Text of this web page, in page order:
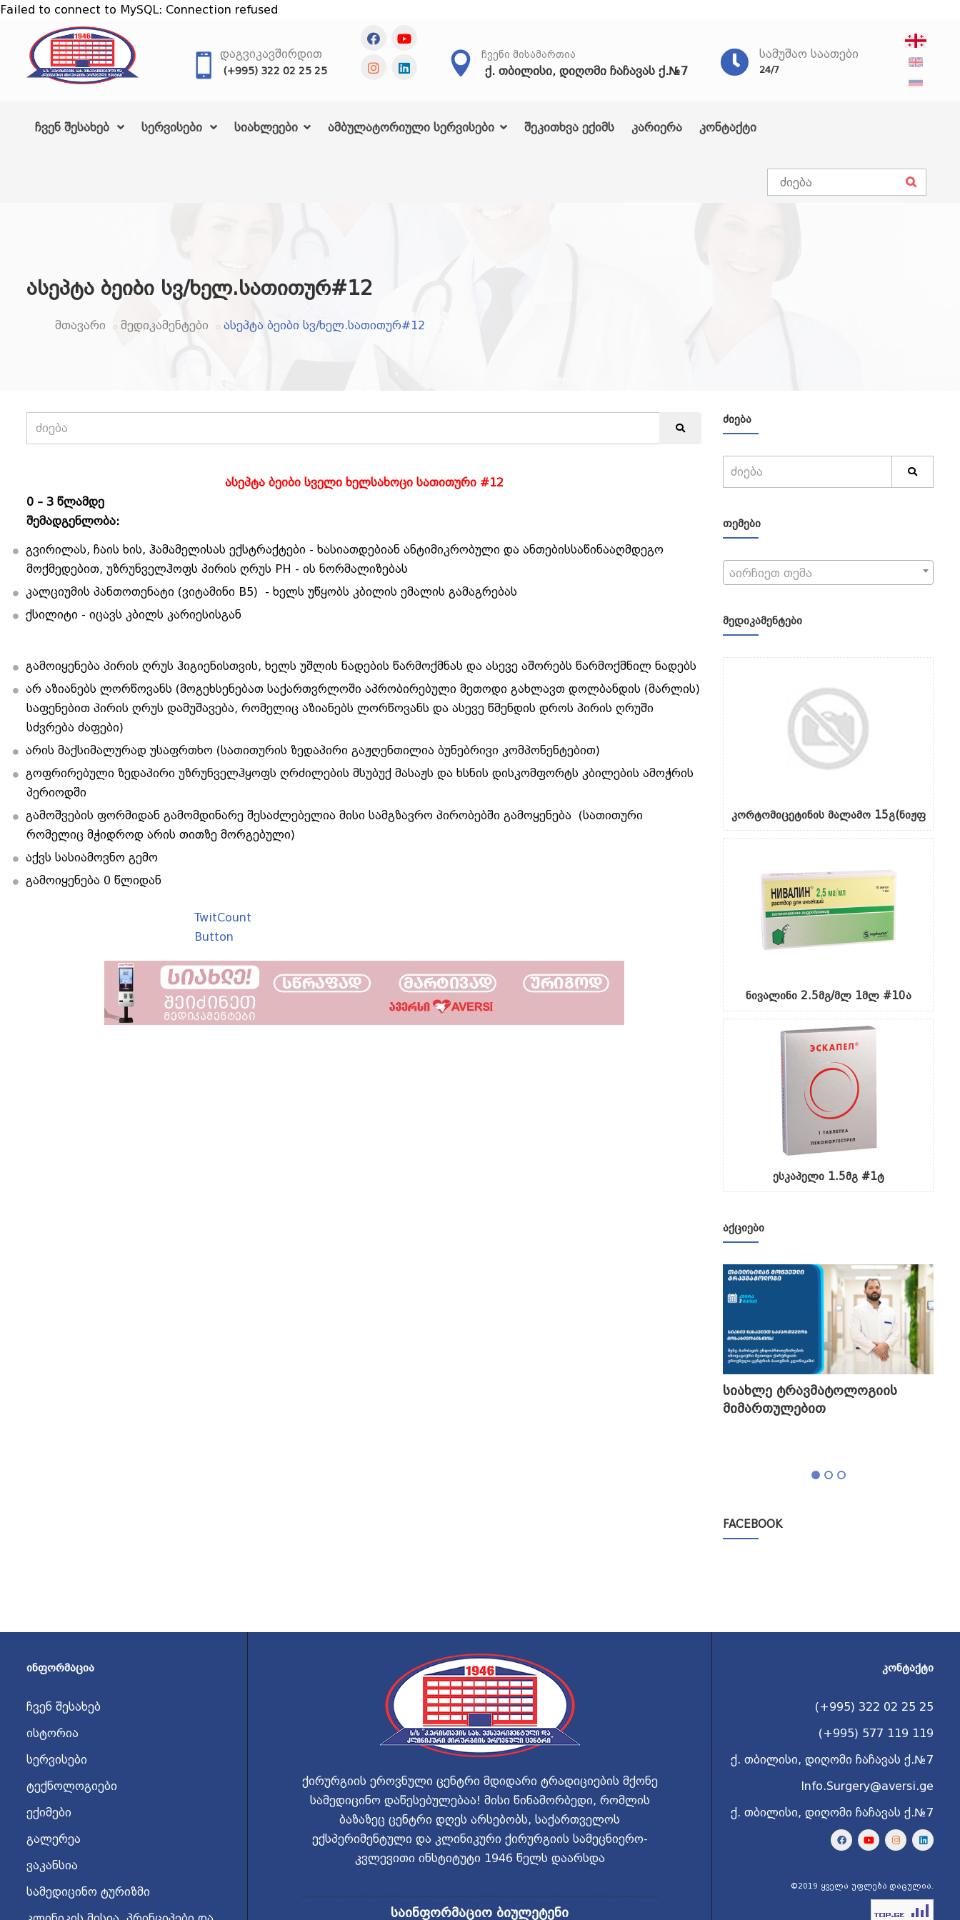
Failed to connect to MySQL: Connection refused
ᲡᲐᲛᲣᲨᲐᲝ ᲡᲐᲐᲗᲔᲑᲘ
24/7
ᲩᲕᲔᲜᲘ ᲛᲘᲡᲐᲛᲐᲠᲗᲘᲐ
ქ. თბილისი, დიღომი ჩაჩავას ქ.№7
ᲓᲐᲒᲕᲘᲙᲐᲕᲨᲘᲠᲓᲘᲗ
(+995) 322 02 25 25
ჩვენ შესახებ სერვისები სიახლეები ამბულატორიული სერვისები შეკითხვა ექიმს კარიერა კონტაქტი
ასეპტა ბეიბი სვ/ხელ.სათითურ#12
მთავარი მედიკამენტები ასეპტა ბეიბი სვ/ხელ.სათითურ#12
ასეპტა ბეიბი სველი ხელსახოცი სათითური #12
0 – 3 წლამდე
შემადგენლობა:
გვირილას, ჩაის ხის, ჰამამელისას ექსტრაქტები - ხასიათდებიან ანტიმიკრობული და ანთებისსაწინააღმდეგო
მოქმედებით, უზრუნველჰოფს პირის ღრუს PH - ის ნორმალიზებას
კალციუმის პანთოთენატი (ვიტამინი B5) - ხელს უწყობს კბილის ემალის გამაგრებას
ქსილიტი - იცავს კბილს კარიესისგან
გამოიყენება პირის ღრუს ჰიგიენისთვის, ხელს უშლის ნადების წარმოქმნას და ასევე აშორებს წარმოქმნილ ნადებს
არ აზიანებს ლორწოვანს (მოგეხსენებათ საქართვრლოში აპრობირებული მეთოდი გახლავთ დოლბანდის (მარლის)
საფენებით პირის ღრუს დამუშავება, რომელიც აზიანებს ლორწოვანს და ასევე წმენდის დროს პირის ღრუში
სძვრება ძაფები)
არის მაქსიმალურად უსაფრთხო (სათითურის ზედაპირი გაჟღენთილია ბუნებრივი კომპონენტებით)
გოფრირებული ზედაპირი უზრუნველჰყოფს ღრძილების მსუბუქ მასაჟს და ხსნის დისკომფორტს კბილების ამოჭრის
პერიოდში
გამოშვების ფორმიდან გამომდინარე შესაძლებელია მისი სამგზავრო პირობებში გამოყენება (სათითური
რომელიც მჭიდროდ არის თითზე მორგებული)
აქვს სასიამოვნო გემო
გამოიყენება 0 წლიდან
TwitCount
Button
ᲫᲘᲔᲑᲐ
ᲗᲔᲛᲔᲑᲘ
აირჩიეთ თემა
ᲛᲔᲓᲘᲙᲐᲛᲔᲜᲢᲔᲑᲘ
კორტომიცეტინის მალამო 15გ(ნიჟფ
ნივალინი 2.5მგ/მლ 1მლ #10ა
ესკაპელი 1.5მგ #1ტ
ᲐᲥᲪᲘᲔᲑᲘ
სიახლე ტრავმატოლოგიის
მიმართულებით
FACEBOOK
ᲘᲜᲤᲝᲠᲛᲐᲪᲘᲐ
ჩვენ შესახებ
ისტორია
სერვისები
ტექნოლოგიები
ექიმები
გალერეა
ვაკანსია
სამედიცინო ტურიზმი
ქირურგიის ეროვნული ცენტრი მდიდარი ტრადიციების მქონე
სამედიცინო დაწესებულებაა! მისი წინამორბედი, რომლის
ბაზაზეც ცენტრი დღეს არსებობს, საქართველოს
ექსპერიმენტული და კლინიკური ქირურგიის სამეცნიერო-
კვლევითი ინსტიტუტი 1946 წელს დაარსდა
საინფორმაციო ბიულეტენი
ᲙᲝᲜᲢᲐᲥᲢᲘ
(+995) 322 02 25 25
(+995) 577 119 119
ქ. თბილისი, დიღომი ჩაჩავას ქ.№7
Info.Surgery@aversi.ge
ქ. თბილისი, დიღომი ჩაჩავას ქ.№7
©2019 ყველა უფლება დაცულია.